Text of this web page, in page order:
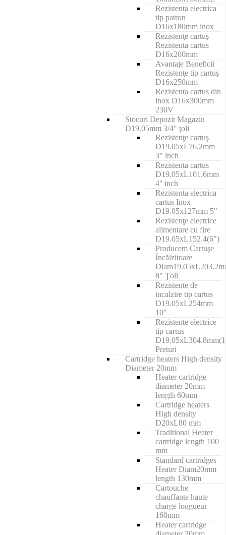
Rezistenta electrica
tip patron
D16x180mm inox
Rezistenţe cartuş
Rezistenta cartus
D16x200mm
Avantaje Beneficii
Rezistenţe tip cartuş
D16x250mm
Rezistenta cartus din
inox D16x300mm
230V
Stocuri Depozit Magazin
D19.05mm 3/4" ţoli
Rezistenţe cartuş
D19.05xL76.2mm
3" inch
Rezistenta cartus
D19.05xL101.6mm
4'' inch
Rezistenta electrica
cartus Inox
D19.05x127mm 5"
Rezistenţe electrice
alimentare cu fire
D19.05xL152.4(6")
Producem Cartuşe
Încălzitoare
8" Ţoli
Rezistente de
incalzire tip cartus
D19.05xL254mm
10"
Rezistente electrice
tip cartus
Preturi
Cartridge heaters High density
Diameter 20mm
Heater cartridge
diameter 20mm
length 60mm
Cartridge heaters
High density
D20xL80 mm
Traditional Heater
cartridge length 100
mm
Standard cartridges
Heater Diam20mm
length 130mm
Cartouche
chauffante haute
charge longueur
160mm
Heater cartridge